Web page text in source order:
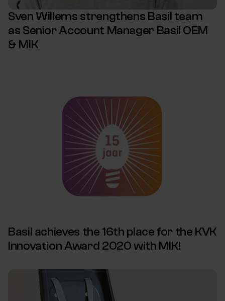
Sven Willems strengthens Basil team
as Senior Account Manager Basil OEM
& MIK
Basil achieves the 16th place for the KVK
Innovation Award 2020 with MIK!